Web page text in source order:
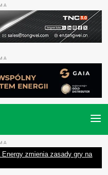
zmienia zasady gry na